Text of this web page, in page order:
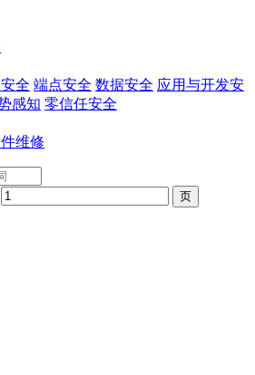
全 端点安全 数据安全 应用与开发安
感知 零信任安全
维修